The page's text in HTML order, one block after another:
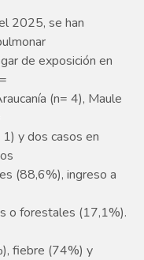
2025, se han
de exposición en
(n= 4), Maule
y dos casos en
(88,6%), ingreso a
o forestales (17,1%).
fiebre (74%) y